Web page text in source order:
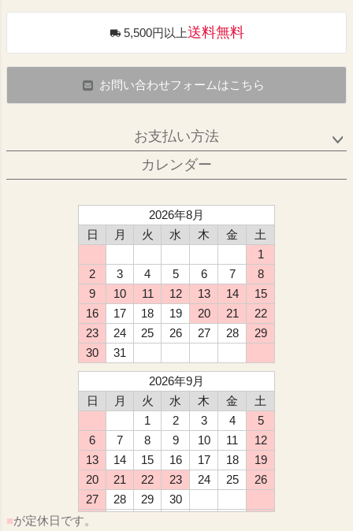
5,500円以上送料無料
お問い合わせフォームはこちら
お支払い方法
カレンダー
2026年8月
日
月 火 水 木 金
土
1
2
3 4 5 6 7
8
9
10 11 12 13 14
15
16
17 18 19 20 21
22
23
24 25 26 27 28
29
30
31
2026年9月
日
月 火 水 木 金
土
1
2 3 4
5
6
7 8 9 10 11
12
13
14 15 16 17 18
19
20
21 22 23 24 25
26
27
28 29
30
■が定休日です。